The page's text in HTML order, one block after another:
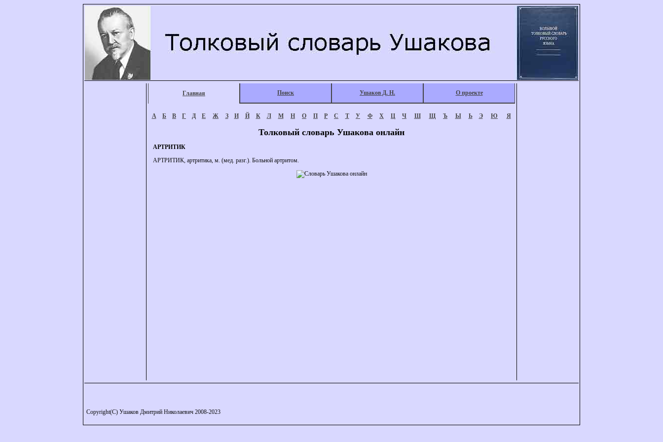
Главная Поиск Ушаков Д. Н. О проекте
А Б В Г Д Е Ж З И Й К Л М Н О П Р С Т У Ф Х Ц Ч Ш Щ Ъ Ы Ь Э Ю Я
Толковый словарь Ушакова онлайн
АРТРИТИК
АРТРИТИК, артритика, м. (мед. разг.). Больной артритом.
Copyright(C) Ушаков Дмитрий Николаевич 2008-2023